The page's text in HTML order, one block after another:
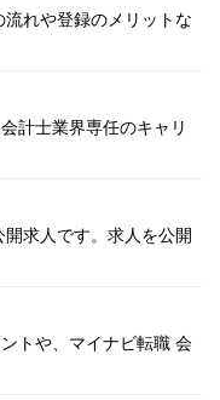
れや登録のメリットな
計士業界専任のキャリ
求人です。求人を公開
トや、マイナビ転職 会